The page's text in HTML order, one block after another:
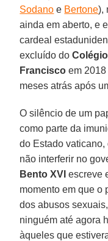
Sodano e Bertone),
ainda em aberto, e
cardeal
excluído do
Francisco em
meses atrás após
O silêncio de um
como parte da
do Estado
não interferir no
Bento XVI escreve
momento em que o
dos abusos
ninguém até agora
àqueles que